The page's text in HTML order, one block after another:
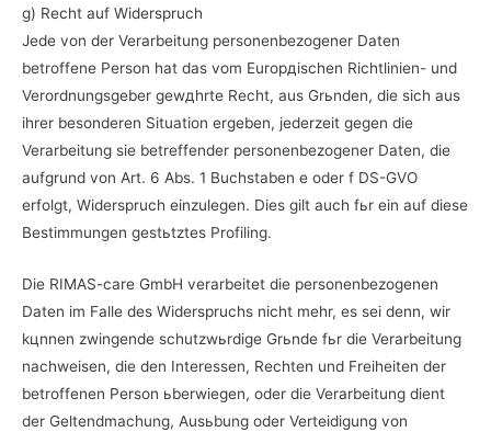
g) Recht auf Widerspruch
Jede von der Verarbeitung personenbezogener Daten
betroffene Person hat das vom Europдischen Richtlinien- und
Verordnungsgeber gewдhrte Recht, aus Grьnden, die sich aus
ihrer besonderen Situation ergeben, jederzeit gegen die
Verarbeitung sie betreffender personenbezogener Daten, die
aufgrund von Art. 6 Abs. 1 Buchstaben e oder f DS-GVO
erfolgt, Widerspruch einzulegen. Dies gilt auch fьr ein auf diese
Bestimmungen gestьtztes Profiling.
Die RIMAS-care GmbH verarbeitet die personenbezogenen
Daten im Falle des Widerspruchs nicht mehr, es sei denn, wir
kцnnen zwingende schutzwьrdige Grьnde fьr die Verarbeitung
nachweisen, die den Interessen, Rechten und Freiheiten der
betroffenen Person ьberwiegen, oder die Verarbeitung dient
der Geltendmachung, Ausьbung oder Verteidigung von